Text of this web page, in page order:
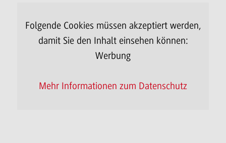
Folgende Cookies müssen akzeptiert werden,
damit Sie den Inhalt einsehen können:
Werbung
Mehr Informationen zum Datenschutz